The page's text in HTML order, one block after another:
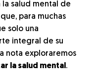
salud mental de
para muchas
solo una
integral de su
nota exploraremos
la salud mental .